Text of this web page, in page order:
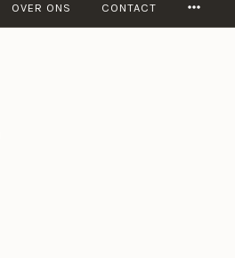
OVER ONS CONTACT